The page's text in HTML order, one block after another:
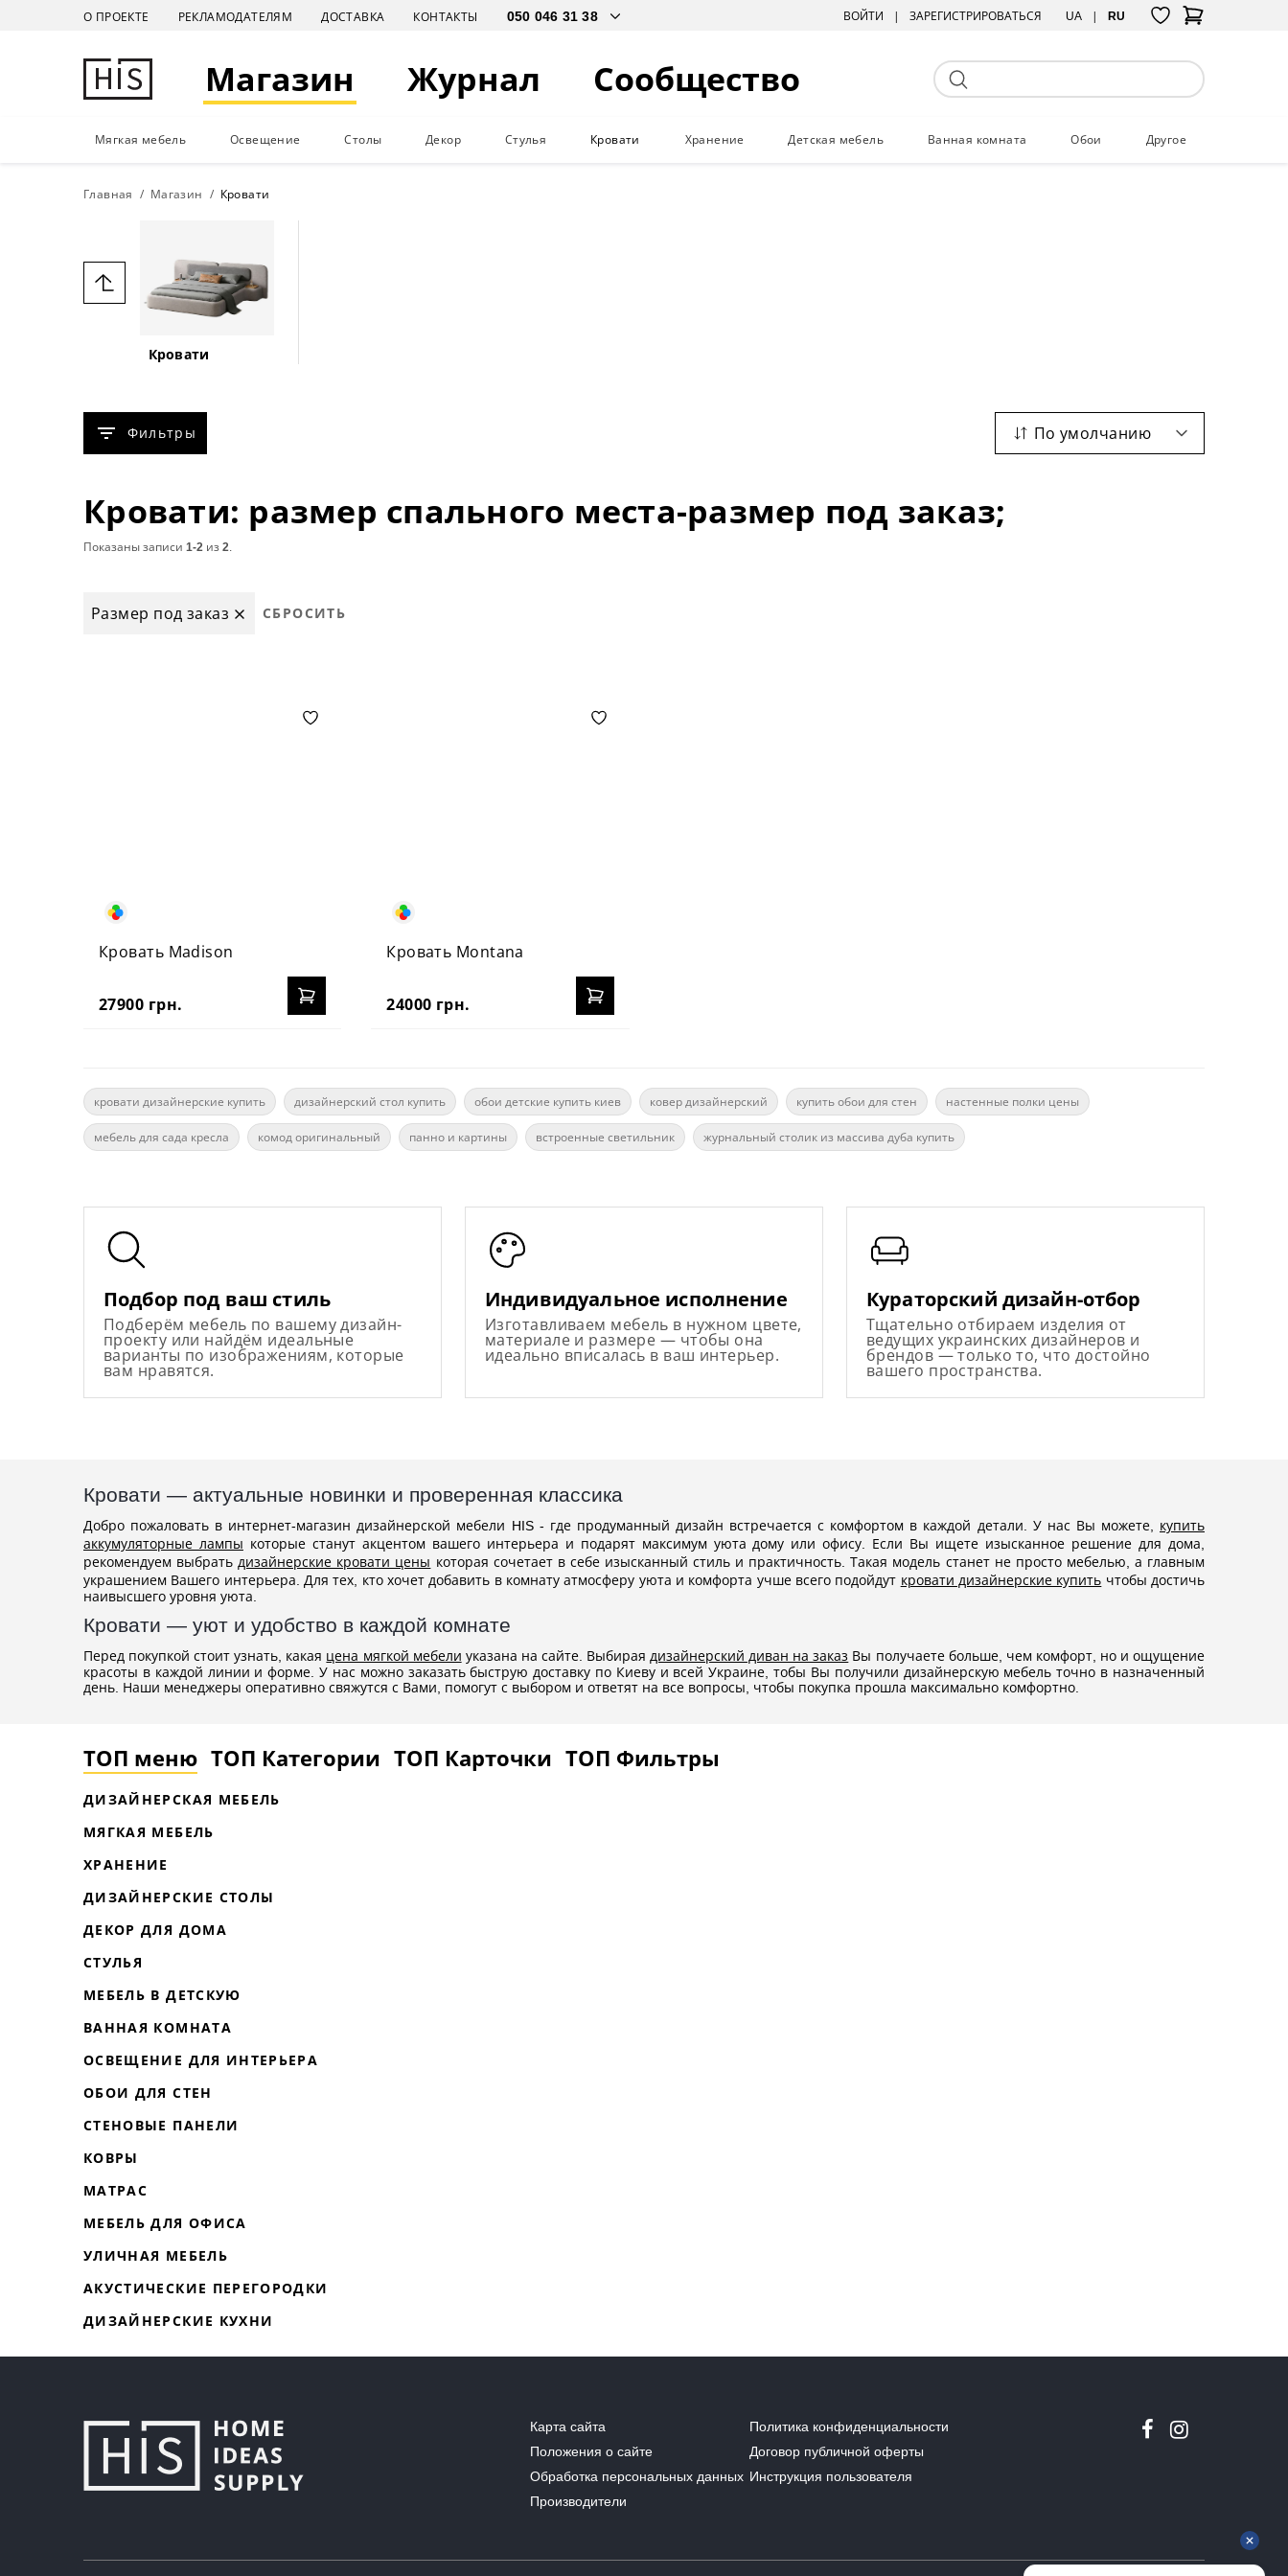
О ПРОЕКТЕ РЕКЛАМОДАТЕЛЯМ ДОСТАВКА КОНТАКТЫ ВОЙТИ ЗАРЕГИСТРИРОВАТЬСЯ UA RU
Магазин Журнал Сообщество
Мягкая мебель Освещение Столы Декор Стулья Кровати Хранение Детская мебель Ванная комната Обои Другое
Главная Магазин Кровати
Кровати
Фильтры По умолчанию
Кровати: размер спального места-размер под заказ;
Показаны записи 1-2 из2.
Размер под заказ СБРОСИТЬ
Кровать Madison
27900 грн.
Кровать Montana
24000 грн.
кровати дизайнерские купить дизайнерский стол купить обои детские купить киев ковер дизайнерский купить обои для стен настенные полки цены
мебель для сада кресла комод оригинальный панно и картины встроенные светильник журнальный столик из массива дуба купить
Подбор под ваш стиль
Подберём мебель по вашему дизайн-
проекту или найдём идеальные
варианты по изображениям, которые
вам нравятся.
Индивидуальное исполнение
Изготавливаем мебель в нужном цвете,
материале и размере — чтобы она
идеально вписалась в ваш интерьер.
Кураторский дизайн-отбор
Тщательно отбираем изделия от
ведущих украинских дизайнеров и
брендов — только то, что достойно
вашего пространства.
Кровати — актуальные новинки и проверенная классика
Добро пожаловать в интернет-магазин дизайнерской мебели HIS - где продуманный дизайн встречается с комфортом в каждой детали. У нас Вы можете, купить
аккумуляторные лампы которые станут акцентом вашего интерьера и подарят максимум уюта дому или офису. Если Вы ищете изысканное решение для дома,
рекомендуем выбратьдизайнерские кровати цены которая сочетает в себе изысканный стиль и практичность. Такая модель станет не просто мебелью, а главным
украшением Вашего интерьера. Для тех, кто хочет добавить в комнату атмосферу уюта и комфорта учше всего подойдут кровати дизайнерские купить чтобы достичь
наивысшего уровня уюта.
Кровати — уют и удобство в каждой комнате
Перед покупкой стоит узнать, какая цена мягкой мебели указана на сайте. Выбираядизайнерский диван на заказ Вы получаете больше, чем комфорт, но и ощущение
красоты в каждой линии и форме. У нас можно заказать быструю доставку по Киеву и всей Украине, тобы Вы получили дизайнерскую мебель точно в назначенный
день. Наши менеджеры оперативно свяжутся с Вами, помогут с выбором и ответят на все вопросы, чтобы покупка прошла максимально комфортно.
ТОП меню ТОП Категории ТОП Карточки ТОП Фильтры
ДИЗАЙНЕРСКАЯ МЕБЕЛЬ
МЯГКАЯ МЕБЕЛЬ
ХРАНЕНИЕ
ДИЗАЙНЕРСКИЕ СТОЛЫ
ДЕКОР ДЛЯ ДОМА
СТУЛЬЯ
МЕБЕЛЬ В ДЕТСКУЮ
ВАННАЯ КОМНАТА
ОСВЕЩЕНИЕ ДЛЯ ИНТЕРЬЕРА
ОБОИ ДЛЯ СТЕН
СТЕНОВЫЕ ПАНЕЛИ
КОВРЫ
МАТРАС
МЕБЕЛЬ ДЛЯ ОФИСА
УЛИЧНАЯ МЕБЕЛЬ
АКУСТИЧЕСКИЕ ПЕРЕГОРОДКИ
ДИЗАЙНЕРСКИЕ КУХНИ
Карта сайта
Политика конфиденциальности
Положения о сайте
Договор публичной оферты
Обработка персональных данных Инструкция пользователя
Производители